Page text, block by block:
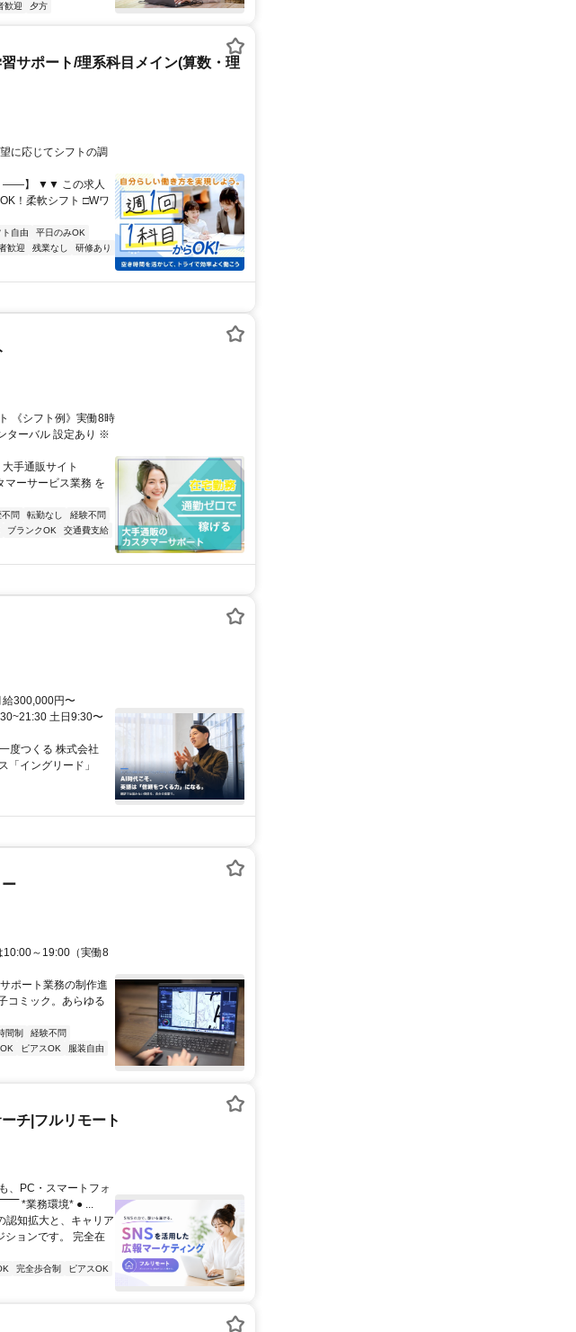
歓迎 夕方
サポート/理系科目メイン(算数・理
に応じてシフトの調
――】 ▼▼ この求人
！柔軟シフト □Wワ
ト自由
平日のみOK
歓迎 残業なし
研修あり
《シフト例》実働8時
ターバル 設定あり ※
手通販サイト
ーサービス業務 を
問 転勤なし
経験不問
ブランクOK
交通費支給
給300,000円〜
土日9:30〜
度つくる 株式会社
「イングリード」
10:00～19:00（実働8
ポート業務の制作進
コミック。あらゆる
間制
経験不問
ピアスOK
服装自由
チ|フルリモート
、PC・スマートフォ
*業務環境* ● ...
認知拡大と、キャリア
ションです。 完全在
完全歩合制
ピアスOK